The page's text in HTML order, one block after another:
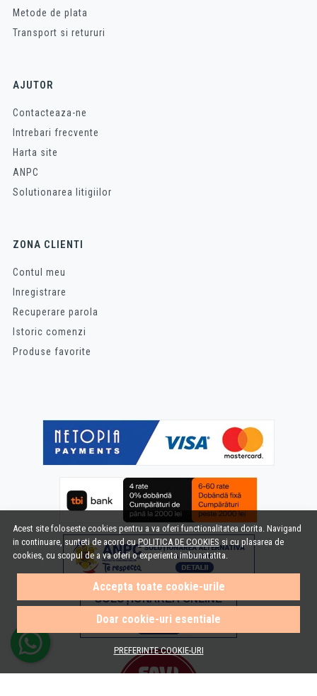
Acest site foloseste cookies pentru a va oferi functionalitatea dorita. Navigand
in continuare, sunteti de acord cuPOLITICA DE COOKIES si cu plasarea de
cookies, cu scopul de a va oferi o experienta imbunatatita.
Accepta toate cookie-urile
Doar cookie-uri esentiale
PREFERINTE COOKIE-URI
Metode de plata
Transport si retururi
AJUTOR
Contacteaza-ne
Intrebari frecvente
Harta site
ANPC
Solutionarea litigiilor
ZONA CLIENTI
Contul meu
Inregistrare
Recuperare parola
Istoric comenzi
Produse favorite